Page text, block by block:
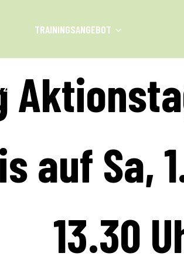
TRAININGSANGEBOT
2026
auf Sa,
13.30